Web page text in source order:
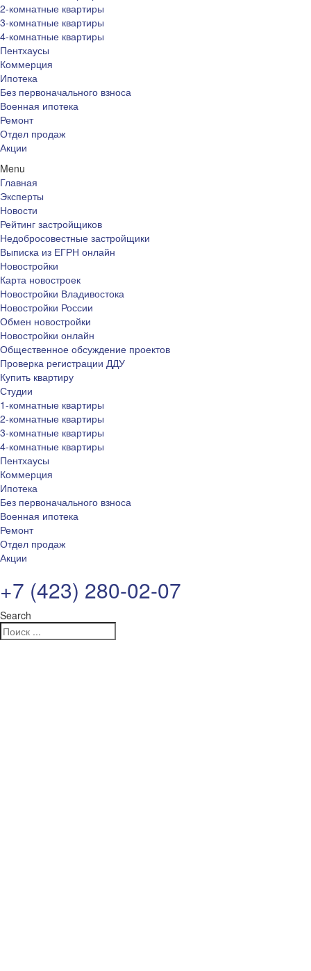
2-комнатные квартиры
3-комнатные квартиры
4-комнатные квартиры
Пентхаусы
Коммерция
Ипотека
Без первоначального взноса
Военная ипотека
Ремонт
Отдел продаж
Акции
Menu
Главная
Эксперты
Новости
Рейтинг застройщиков
Недобросовестные застройщики
Выписка из ЕГРН онлайн
Новостройки
Карта новостроек
Новостройки Владивостока
Новостройки России
Обмен новостройки
Новостройки онлайн
Общественное обсуждение проектов
Проверка регистрации ДДУ
Купить квартиру
Студии
1-комнатные квартиры
2-комнатные квартиры
3-комнатные квартиры
4-комнатные квартиры
Пентхаусы
Коммерция
Ипотека
Без первоначального взноса
Военная ипотека
Ремонт
Отдел продаж
Акции
+7 (423) 280-02-07
Search